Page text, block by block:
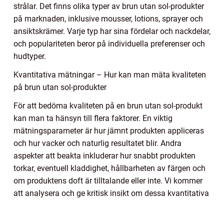
strålar. Det finns olika typer av brun utan sol-produkter
på marknaden, inklusive mousser, lotions, sprayer och
ansiktskrämer. Varje typ har sina fördelar och nackdelar,
och populariteten beror på individuella preferenser och
hudtyper.
Kvantitativa mätningar – Hur kan man mäta kvaliteten
på brun utan sol-produkter
För att bedöma kvaliteten på en brun utan sol-produkt
kan man ta hänsyn till flera faktorer. En viktig
mätningsparameter är hur jämnt produkten appliceras
och hur vacker och naturlig resultatet blir. Andra
aspekter att beakta inkluderar hur snabbt produkten
torkar, eventuell kladdighet, hållbarheten av färgen och
om produktens doft är tilltalande eller inte. Vi kommer
att analysera och ge kritisk insikt om dessa kvantitativa